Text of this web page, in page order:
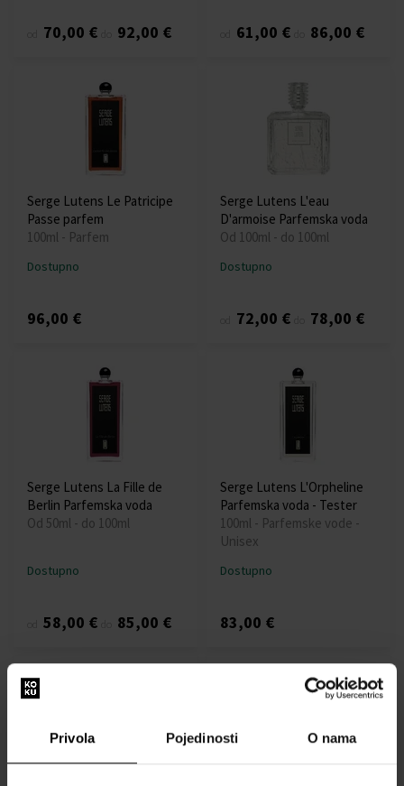
Privola Pojedinosti O nama
70,00 € 92,00 € 61,00 € 86,00 €
Serge Lutens Le Patricipe
Passe parfem
100ml - Parfem
Dostupno
96,00 €
Serge Lutens L'eau
D'armoise Parfemska voda
Od 100ml - do 100ml
Dostupno
72,00 € 78,00 €
Serge Lutens La Fille de
Berlin Parfemska voda
Od 50ml - do 100ml
Dostupno
58,00 € 85,00 €
Serge Lutens L'Orpheline
Parfemska voda - Tester
100ml - Parfemske vode -
Unisex
Dostupno
83,00 €